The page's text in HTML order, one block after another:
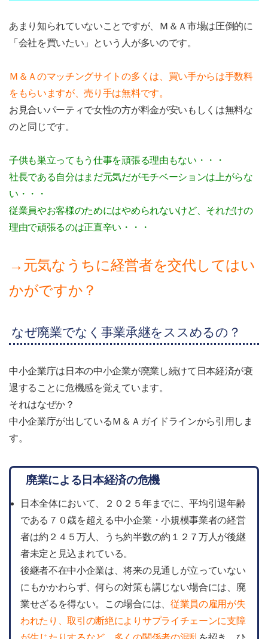
あまり知られていないことですが、Ｍ＆Ａ市場は圧倒的に
「会社を買いたい」という人が多いのです。
Ｍ＆Ａのマッチングサイトの多くは、買い手からは手数料
をもらいますが、売り手は無料です。
お見合いパーティで女性の方が料金が安いもしくは無料な
のと同じです。
子供も巣立ってもう仕事を頑張る理由もない・・・
社長である自分はまだ元気だがモチベーションは上がらな
い・・・
従業員やお客様のためにはやめられないけど、それだけの
理由で頑張るのは正直辛い・・・
→元気なうちに経営者を交代してはい
かがですか？
なぜ廃業でなく事業承継をススめるの？
中小企業庁は日本の中小企業が廃業し続けて日本経済が衰
退することに危機感を覚えています。
それはなぜか？
中小企業庁が出しているＭ＆Ａガイドラインから引用しま
す。
廃業による日本経済の危機
日本全体において、２０２５年までに、平均引退年齢
である７０歳を超える中小企業・小規模事業者の経営
者は約２４５万人、うち約半数の約１２７万人が後継
者未定と見込まれている。
後継者不在中小企業は、将来の見通しが立っていない
にもかかわらず、何らの対策も講じない場合には、廃
業せざるを得ない。この場合には、 従業員の雇用が失
われたり、取引の断絶によりサプライチェーンに支障